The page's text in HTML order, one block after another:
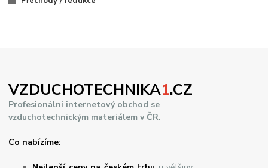
VZDUCHOTECHNIKA1.CZ
Profesionální internetový obchod se
vzduchotechnickým materiálem v ČR.
Co nabízíme: